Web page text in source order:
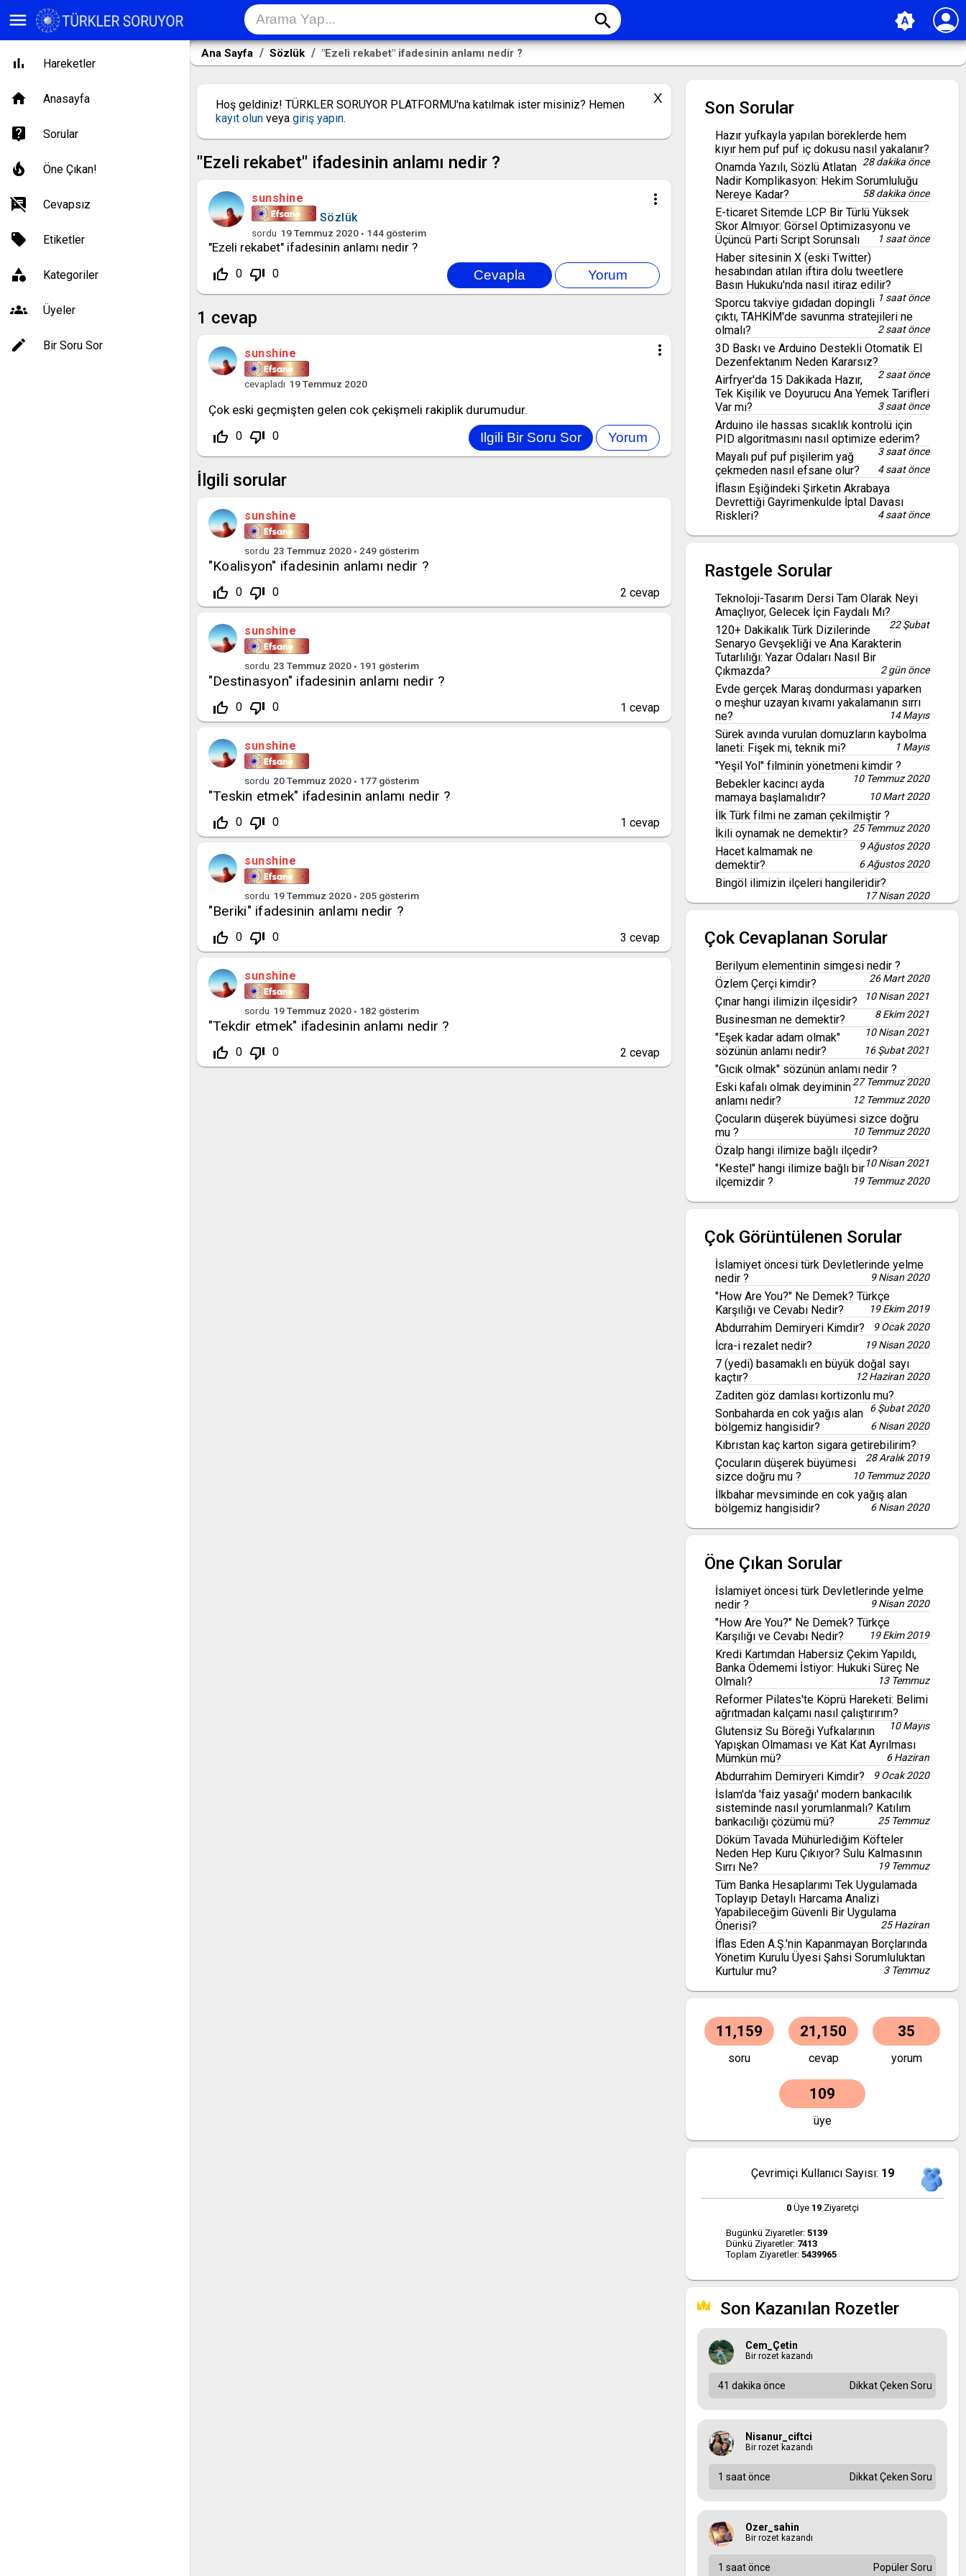
menu person
search brightness_auto
Hareketler
Anasayfa
Sorular
Öne Çıkan!
Cevapsız
Etiketler
Kategoriler
Üyeler
Bir Soru Sor
Ana Sayfa Sözlük "Ezeli rekabet" ifadesinin anlamı nedir ?
Hoş geldiniz! TÜRKLER SORUYOR PLATFORMU'na katılmak ister misiniz? Hemen
kayıt olunveya giriş yapın.
"Ezeli rekabet" ifadesinin anlamı nedir ?
more_vert
sunshine
Sözlük
sordu 19 Temmuz 2020 144 gösterim
"Ezeli rekabet" ifadesinin anlamı nedir ?
thumb_up_off_alt 0 thumb_down_off_alt 0
1 cevap
more_vert
sunshine
cevapladı 19 Temmuz 2020
Çok eski geçmişten gelen cok çekişmeli rakiplik durumudur.
thumb_up_off_alt 0 thumb_down_off_alt 0
İlgili sorular
sunshine
sordu 23 Temmuz 2020 249 gösterim
"Koalisyon" ifadesinin anlamı nedir ?
thumb_up_off_alt 0 thumb_down_off_alt 0 2 cevap
sunshine
sordu 23 Temmuz 2020 191 gösterim
"Destinasyon" ifadesinin anlamı nedir ?
thumb_up_off_alt 0 thumb_down_off_alt 0 1 cevap
sunshine
sordu 20 Temmuz 2020 177 gösterim
"Teskin etmek" ifadesinin anlamı nedir ?
thumb_up_off_alt 0 thumb_down_off_alt 0 1 cevap
sunshine
sordu 19 Temmuz 2020 205 gösterim
"Beriki" ifadesinin anlamı nedir ?
thumb_up_off_alt 0 thumb_down_off_alt 0 3 cevap
sunshine
sordu 19 Temmuz 2020 182 gösterim
"Tekdir etmek" ifadesinin anlamı nedir ?
thumb_up_off_alt 0 thumb_down_off_alt 0 2 cevap
Son Sorular
Hazır yufkayla yapılan böreklerde hem
kıyır hem puf puf iç dokusu nasıl yakalanır?
28 dakika önce
Onamda Yazılı, Sözlü Atlatan
Nadir Komplikasyon: Hekim Sorumluluğu
Nereye Kadar?
58 dakika önce
E-ticaret Sitemde LCP Bir Türlü Yüksek
Skor Almıyor: Görsel Optimizasyonu ve
Üçüncü Parti Script Sorunsalı
1 saat önce
Haber sitesinin X (eski Twitter)
hesabından atılan iftira dolu tweetlere
Basın Hukuku'nda nasıl itiraz edilir?
1 saat önce
Sporcu takviye gıdadan dopingli
çıktı, TAHKİM'de savunma stratejileri ne
olmalı?
2 saat önce
3D Baskı ve Arduino Destekli Otomatik El
Dezenfektanım Neden Kararsız?
2 saat önce
Airfryer'da 15 Dakikada Hazır,
Tek Kişilik ve Doyurucu Ana Yemek Tarifleri
Var mı?
3 saat önce
Arduino ile hassas sıcaklık kontrolü için
PID algoritmasını nasıl optimize ederim?
3 saat önce
Mayalı puf puf pişilerim yağ
çekmeden nasıl efsane olur?
4 saat önce
İflasın Eşiğindeki Şirketin Akrabaya
Devrettiği Gayrimenkulde İptal Davası
Riskleri?
4 saat önce
Rastgele Sorular
Teknoloji-Tasarım Dersi Tam Olarak Neyi
Amaçlıyor, Gelecek İçin Faydalı Mı?
22 Şubat
120+ Dakikalık Türk Dizilerinde
Senaryo Gevşekliği ve Ana Karakterin
Tutarlılığı: Yazar Odaları Nasıl Bir
Çıkmazda?
2 gün önce
Evde gerçek Maraş dondurması yaparken
o meşhur uzayan kıvamı yakalamanın sırrı
ne?
14 Mayıs
Sürek avında vurulan domuzların kaybolma
laneti: Fişek mi, teknik mi?
1 Mayıs
"Yeşil Yol" filminin yönetmeni kimdir ?
10 Temmuz 2020
Bebekler kacincı ayda
mamaya başlamalıdır?
10 Mart 2020
İlk Türk filmi ne zaman çekilmiştir ?
25 Temmuz 2020
İkili oynamak ne demektir?
9 Ağustos 2020
Hacet kalmamak ne
demektir?
6 Ağustos 2020
Bingöl ilimizin ilçeleri hangileridir?
17 Nisan 2020
Çok Cevaplanan Sorular
Berilyum elementinin simgesi nedir ?
26 Mart 2020
Özlem Çerçi kimdir?
10 Nisan 2021
Çınar hangi ilimizin ilçesidir?
8 Ekim 2021
Businesman ne demektir?
10 Nisan 2021
"Eşek kadar adam olmak"
sözünün anlamı nedir?
16 Şubat 2021
"Gıcık olmak" sözünün anlamı nedir ?
27 Temmuz 2020
Eski kafalı olmak deyiminin
anlamı nedir?
12 Temmuz 2020
Çocuların düşerek büyümesi sizce doğru
mu ?
10 Temmuz 2020
Özalp hangi ilimize bağlı ilçedir?
10 Nisan 2021
"Kestel" hangi ilimize bağlı bir
ilçemizdir ?
19 Temmuz 2020
Çok Görüntülenen Sorular
İslamiyet öncesi türk Devletlerinde yelme
nedir ?
9 Nisan 2020
"How Are You?" Ne Demek? Türkçe
Karşılığı ve Cevabı Nedir?
19 Ekim 2019
Abdurrahim Demiryeri Kimdir? 9 Ocak 2020
İcra-i rezalet nedir? 19 Nisan 2020
7 (yedi) basamaklı en büyük doğal sayı
kaçtır?
12 Haziran 2020
Zaditen göz damlası kortizonlu mu?
6 Şubat 2020
Sonbaharda en cok yağıs alan
bölgemiz hangisidir?
6 Nisan 2020
Kıbrıstan kaç karton sigara getirebilirim?
28 Aralık 2019
Çocuların düşerek büyümesi
sizce doğru mu ?
10 Temmuz 2020
İlkbahar mevsiminde en cok yağış alan
bölgemiz hangisidir?
6 Nisan 2020
Öne Çıkan Sorular
İslamiyet öncesi türk Devletlerinde yelme
nedir ?
9 Nisan 2020
"How Are You?" Ne Demek? Türkçe
Karşılığı ve Cevabı Nedir?
19 Ekim 2019
Kredi Kartımdan Habersiz Çekim Yapıldı,
Banka Ödememi İstiyor: Hukuki Süreç Ne
Olmalı?
13 Temmuz
Reformer Pilates'te Köprü Hareketi: Belimi
ağrıtmadan kalçamı nasıl çalıştırırım?
10 Mayıs
Glutensiz Su Böreği Yufkalarının
Yapışkan Olmaması ve Kat Kat Ayrılması
Mümkün mü?
6 Haziran
Abdurrahim Demiryeri Kimdir? 9 Ocak 2020
İslam'da 'faiz yasağı' modern bankacılık
sisteminde nasıl yorumlanmalı? Katılım
bankacılığı çözümü mü?
25 Temmuz
Döküm Tavada Mühürlediğim Köfteler
Neden Hep Kuru Çıkıyor? Sulu Kalmasının
Sırrı Ne?
19 Temmuz
Tüm Banka Hesaplarımı Tek Uygulamada
Toplayıp Detaylı Harcama Analizi
Yapabileceğim Güvenli Bir Uygulama
Önerisi?
25 Haziran
İflas Eden A.Ş.'nin Kapanmayan Borçlarında
Yönetim Kurulu Üyesi Şahsi Sorumluluktan
Kurtulur mu?
3 Temmuz
11,159
soru
21,150
cevap
35
yorum
109
üye
Çevrimiçi Kullanıcı Sayısı: 19
0Üye 19Ziyaretçi
Bugünkü Ziyaretler: 5139
Dünkü Ziyaretler: 7413
Toplam Ziyaretler: 5439965
Son Kazanılan Rozetler
Cem_Çetin
Bir rozet kazandı
41 dakika önce Dikkat Çeken Soru
Nisanur_ciftci
Bir rozet kazandı
1 saat önce Dikkat Çeken Soru
Ozer_sahin
Bir rozet kazandı
1 saat önce Popüler Soru